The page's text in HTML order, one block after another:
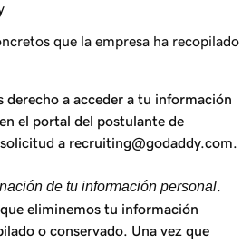
que la empresa ha recopilado
derecho a acceder a tu información
el portal del postulante de
a recruiting@godaddy.com.
de tu información personal
eliminemos tu información
o conservado. Una vez que